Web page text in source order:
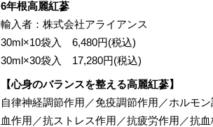
6年根高麗紅蔘
輸入者：株式会社アライアンス
30ml×10袋入 6,480円(税込)
30ml×30袋入 17,280円(税込)
【心身のバランスを整える高麗紅蔘】
自律神経調節作用／免疫調節作用／ホルモ
血作用／抗ストレス作用／抗疲労作用／抗血